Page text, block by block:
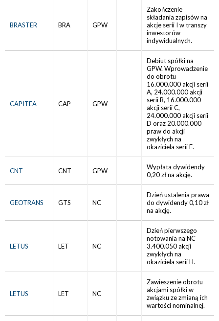
BRASTER BRA GPW
Zakończenie
składania zapisów na
akcje serii I w transzy
inwestorów
indywidualnych.
CAPITEA CAP GPW
Debiut spółki na
GPW. Wprowadzenie
do obrotu
16.000.000 akcji serii
A, 24.000.000 akcji
serii B, 16.000.000
akcji serii C,
24.000.000 akcji serii
D oraz 20.000.000
praw do akcji
zwykłych na
okaziciela serii E.
CNT CNT GPW
Wypłata dywidendy
0,20 zł na akcję.
GEOTRANS GTS NC
Dzień ustalenia prawa
do dywidendy 0,10 zł
na akcję.
LETUS LET NC
Dzień pierwszego
notowania na NC
3.400.050 akcji
zwykłych na
okaziciela serii H.
LETUS LET NC
Zawieszenie obrotu
akcjami spółki w
związku ze zmianą ich
wartości nominalnej.